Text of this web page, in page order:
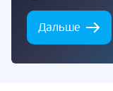
Дальше